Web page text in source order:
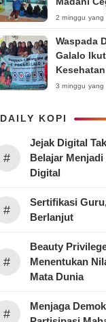
Anak
2 minggu yang
Waspada
Galalo
Surabaya
3 minggu yang
DAILY KOPI
#
Jejak Digital
Belajar
Digital
#
Sertifikasi
Berlanjut
#
Beauty
Menentukan
Mata Dunia
#
Menjaga